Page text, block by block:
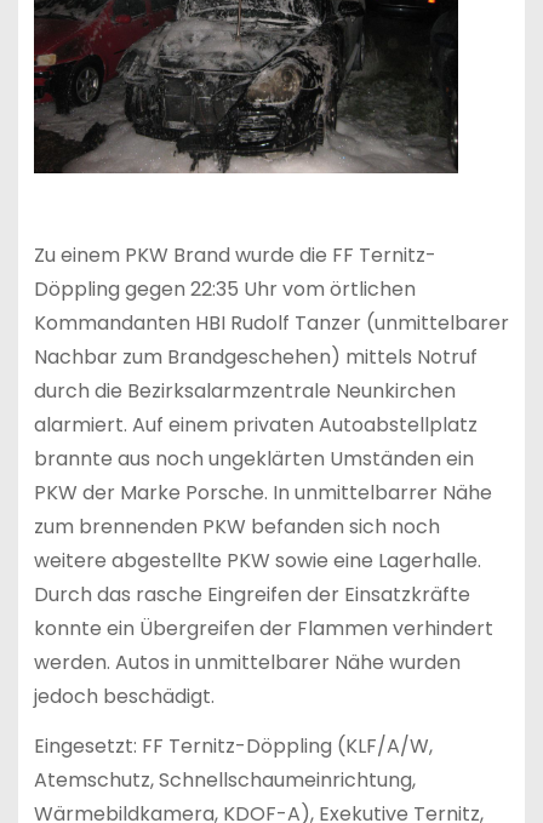
Zu einem PKW Brand wurde die FF Ternitz-
Döppling gegen 22:35 Uhr vom örtlichen
Kommandanten HBI Rudolf Tanzer (unmittelbarer
Nachbar zum Brandgeschehen) mittels Notruf
durch die Bezirksalarmzentrale Neunkirchen
alarmiert. Auf einem privaten Autoabstellplatz
brannte aus noch ungeklärten Umständen ein
PKW der Marke Porsche. In unmittelbarrer Nähe
zum brennenden PKW befanden sich noch
weitere abgestellte PKW sowie eine Lagerhalle.
Durch das rasche Eingreifen der Einsatzkräfte
konnte ein Übergreifen der Flammen verhindert
werden. Autos in unmittelbarer Nähe wurden
jedoch beschädigt.
Eingesetzt: FF Ternitz-Döppling (KLF/A/W,
Atemschutz, Schnellschaumeinrichtung,
Wärmebildkamera, KDOF-A), Exekutive Ternitz,